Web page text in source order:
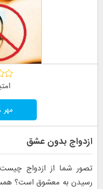
مهر ۱۸, ۱۳۹۷
ازدواج بدون عشق
تصور شما از ازدواج
رسیدن به معشوق است؟